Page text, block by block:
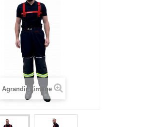
Agrandir l'image